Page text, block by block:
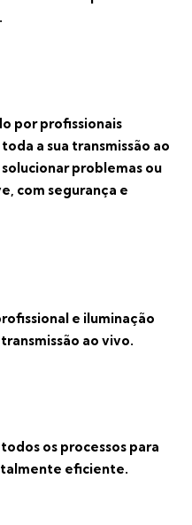
por profissionais
a sua transmissão ao
problemas ou
com segurança e
e iluminação
ao vivo.
os processos para
eficiente.